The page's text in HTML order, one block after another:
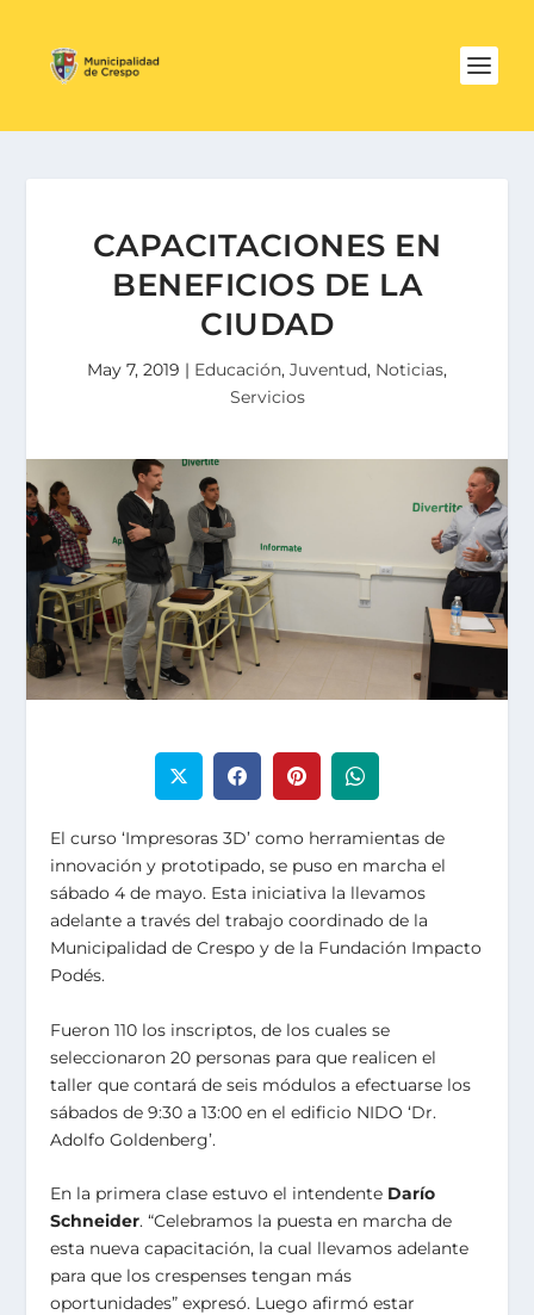
CAPACITACIONES EN
BENEFICIOS DE LA
CIUDAD
May 7, 2019 | Educación, Juventud, Noticias,
Servicios
El curso ‘Impresoras 3D’ como herramientas de
innovación y prototipado, se puso en marcha el
sábado 4 de mayo. Esta iniciativa la llevamos
adelante a través del trabajo coordinado de la
Municipalidad de Crespo y de la Fundación Impacto
Podés.
Fueron 110 los inscriptos, de los cuales se
seleccionaron 20 personas para que realicen el
taller que contará de seis módulos a efectuarse los
sábados de 9:30 a 13:00 en el edificio NIDO ‘Dr.
Adolfo Goldenberg’.
En la primera clase estuvo el intendente Darío
Schneider. “Celebramos la puesta en marcha de
esta nueva capacitación, la cual llevamos adelante
para que los crespenses tengan más
oportunidades” expresó. Luego afirmó estar